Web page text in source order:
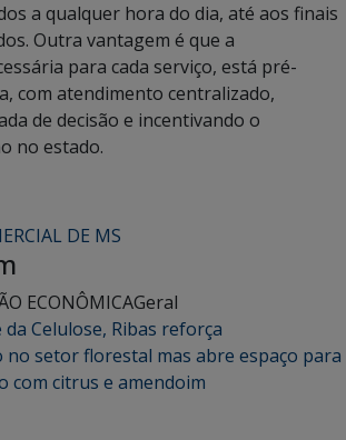
a qualquer hora do dia, até aos finais
Outra vantagem é que a
para cada serviço, está pré-
com atendimento centralizado,
de decisão e incentivando o
no estado.
DE MS
ECONÔMICAGeral
Celulose, Ribas reforça
setor florestal mas abre espaço para
com citrus e amendoim